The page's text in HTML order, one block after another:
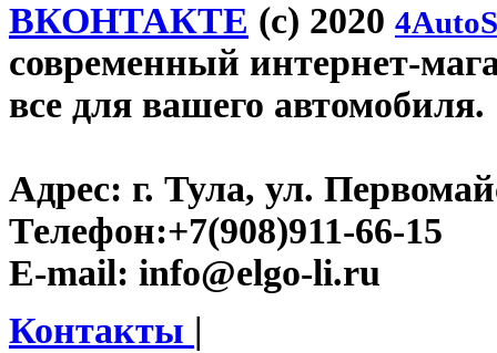
ВКОНТАКТЕ (c) 2020
современный интернет-
все для вашего автомобиля.
Адрес: г. Тула, ул.
Телефон:+7(908)911-66-15
E-mail: info@elgo-li.ru
Контакты |